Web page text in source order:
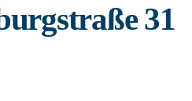
31